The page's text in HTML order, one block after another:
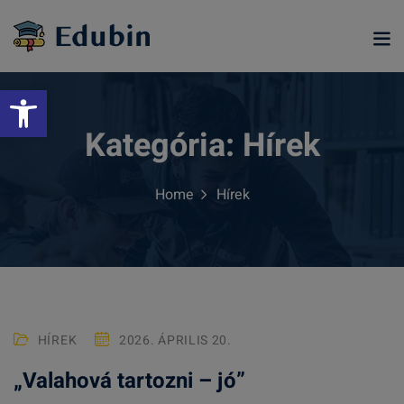
Eszköztár megnyitása
content
Kategória: Hírek
Home Hírek
HÍREK 2026. ÁPRILIS 20.
„Valahová tartozni – jó”